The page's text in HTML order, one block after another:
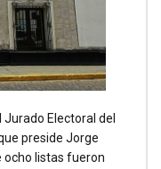
Electoral del
preside Jorge
listas fueron